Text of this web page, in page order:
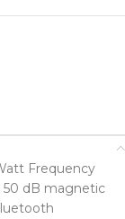
Frequency
50 dB magnetic